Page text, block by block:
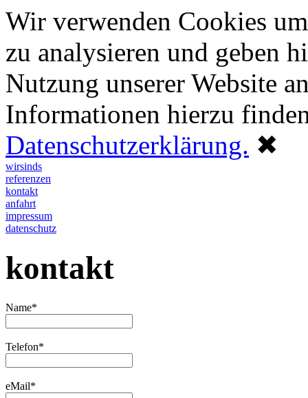
Wir verwenden Cookies
zu analysieren und geben
Nutzung unserer Website
Informationen hierzu
Datenschutzerklärung. ✖
wirsinds
referenzen
kontakt
anfahrt
impressum
datenschutz
kontakt
Name*
Telefon*
eMail*